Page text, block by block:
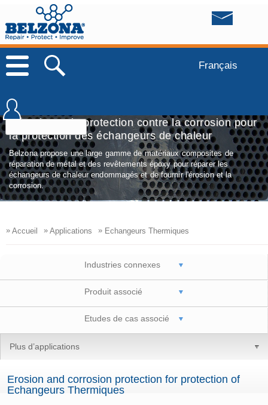
Français
L'érosion et la protection contre la corrosion pour
la protection des échangeurs de chaleur
Belzona propose une large gamme de matériaux composites de
réparation de métal et des revêtements époxy pour réparer les
échangeurs de chaleur endommagés et de fournir l'érosion et la
corrosion.
» Accueil » Applications » Echangeurs Thermiques
Industries connexes
Produit associé
Etudes de cas associé
Plus d’applications
Erosion and corrosion protection for protection of
Echangeurs Thermiques